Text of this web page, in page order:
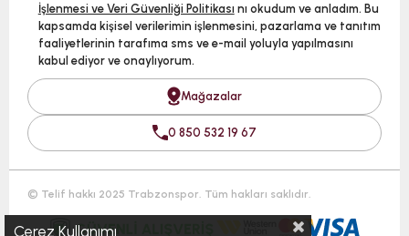
İşlenmesi ve Veri Güvenliği Politikası nı okudum ve anladım. Bu
kapsamda kişisel verilerimin işlenmesini, pazarlama ve tanıtım
faaliyetlerinin tarafıma sms ve e-mail yoluyla yapılmasını
kabul ediyor ve onaylıyorum.
Mağazalar
0 850 532 19 67
© Telif hakkı 2025 Trabzonspor. Tüm hakları saklıdır.
Çerez Kullanımı